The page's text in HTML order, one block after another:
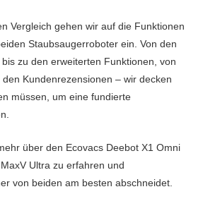
Vergleich gehen wir auf die Funktionen
Staubsaugerroboter ein. Von den
zu den erweiterten Funktionen, von
Kundenrezensionen – wir decken
müssen, um eine fundierte
über den Ecovacs Deebot X1 Omni
Ultra zu erfahren und
von beiden am besten abschneidet.